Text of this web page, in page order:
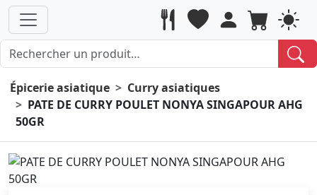
Épicerie asiatique
Curry asiatiques
PATE DE CURRY POULET NONYA SINGAPOUR AHG
50GR